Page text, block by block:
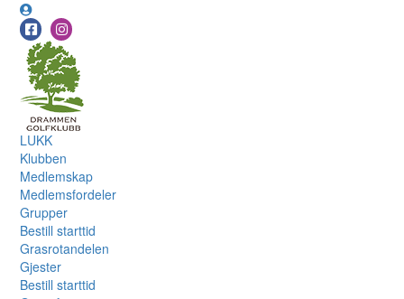
LUKK
Klubben
Medlemskap
Medlemsfordeler
Grupper
Bestill starttid
Grasrotandelen
Gjester
Bestill starttid